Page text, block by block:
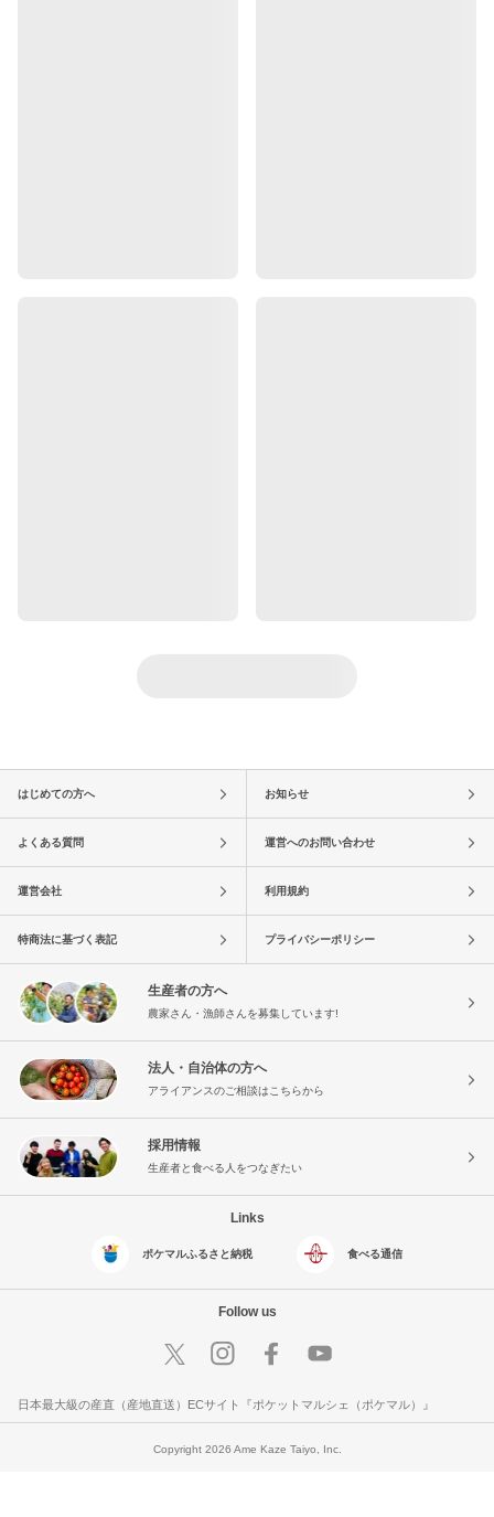
はじめての方へ お知らせ
よくある質問 運営へのお問い合わせ
運営会社 利用規約
特商法に基づく表記 プライバシーポリシー
生産者の方へ
農家さん・漁師さんを募集しています!
法人・自治体の方へ
アライアンスのご相談はこちらから
採用情報
生産者と食べる人をつなぎたい
Links
ポケマルふるさと納税 食べる通信
Follow us
日本最大級の産直（産地直送）ECサイト『ポケットマルシェ（ポケマル）』
Copyright 2026 Ame Kaze Taiyo, Inc.